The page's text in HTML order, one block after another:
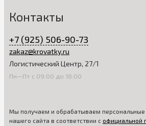
Контакты
+7 (925) 506-90-73
zakaz@krovatky.ru
Логистический Центр, 27/1
Пн—Пт с 09:00 до 18:00
Мы получаем и обрабатываем персональные
нашего сайта в соответствии с официальной